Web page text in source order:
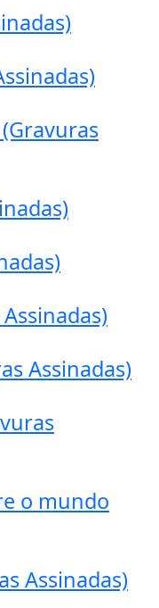
Assinadas)
o mundo
Assinadas)